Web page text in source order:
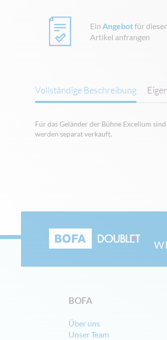
Bildgalerie
springen
Ein Angebotfür
Artikel anfrangen
Vollständige Beschreibung
Für das Geländer der Bühne Excelium
werden separat verkauft.
BOFA
Über uns
Unser Team